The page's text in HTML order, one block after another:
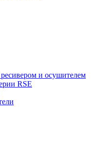
и осушителем
RSE